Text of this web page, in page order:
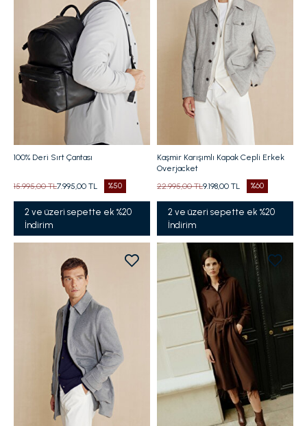
100% Deri Sırt Çantası
15.995,00 TL7.995,00 TL %50
2 ve üzeri sepette ek %20
İndirim
Kaşmir Karışımlı Kapak Cepli Erkek
Overjacket
22.995,00 TL9.198,00 TL %60
2 ve üzeri sepette ek %20
İndirim